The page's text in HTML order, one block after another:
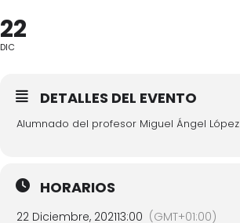
22
DIC
DETALLES DEL EVENTO
Alumnado del profesor Miguel Ángel López
HORARIOS
22 Diciembre, 202113:00 (GMT+01:00)